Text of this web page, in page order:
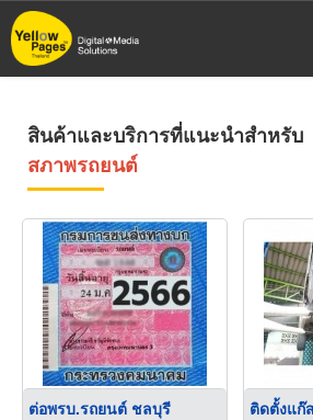
ข้าม
ไป
สินค้าและบริการที่แนะนำสำหรับ
สภาพรถยนต์
ต่อพรบ.รถยนต์ ชลบุรี ติดตั้งแก๊